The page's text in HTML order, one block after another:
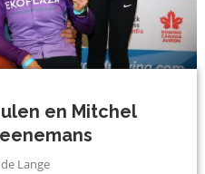
en Mitchel
Lange